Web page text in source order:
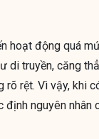
hoạt động quá
di truyền, căng
rõ rệt. Vì vậy, khi
nguyên nhân